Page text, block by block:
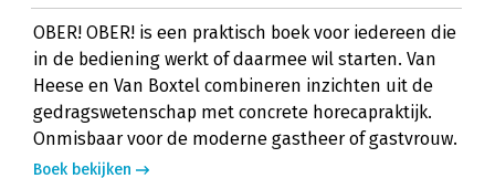
OBER! OBER! is een praktisch boek voor iedereen die
in de bediening werkt of daarmee wil starten. Van
Heese en Van Boxtel combineren inzichten uit de
gedragswetenschap met concrete horecapraktijk.
Onmisbaar voor de moderne gastheer of gastvrouw.
Boek bekijken